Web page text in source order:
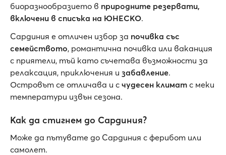
биоразнообразието в природните резервати,
включени в списъка на ЮНЕСКО.
Сардиния е отличен избор за почивка със
семейството, романтична почивка или ваканция
с приятели, тъй като съчетава възможности за
релаксация, приключения и забавление.
Островът се отличава и с чудесен климат с меки
температури извън сезона.
Как да стигнем до Сардиния?
Може да пътувате до Сардиния с ферибот или
самолет.